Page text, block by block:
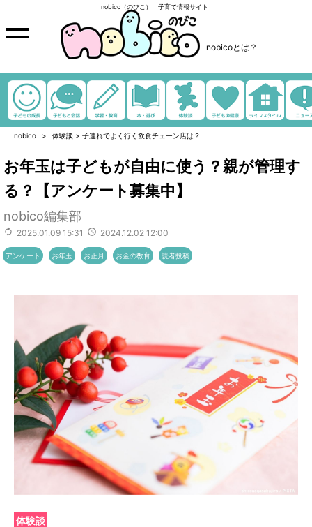
nobico（のびこ）｜子育て情報サイト
nobicoとは？
nobico 体験談 > 子連れでよく行く飲食チェーン店は？
お年玉は子どもが自由に使う？親が管理す
る？【アンケート募集中】
nobico編集部
2025.01.09 15:31 2024.12.02 12:00
アンケート お年玉 お正月 お金の教育 読者投稿
体験談